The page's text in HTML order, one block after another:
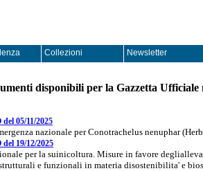
Collezioni Newsletter
disponibili per la Gazzetta Ufficiale
05/11/2025
nazionale per Conotrachelus nenuphar
19/12/2025
per la suinicoltura. Misure in favore
e funzionali in materia disostenibilita' e